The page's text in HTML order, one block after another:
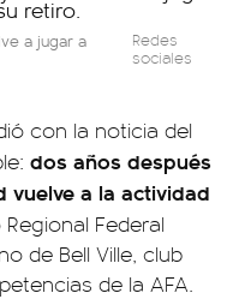
a jugar a
Redes
sociales
con la noticia del
dos años después
vuelve a la actividad
Federal
de Bell Ville, club
de la AFA.